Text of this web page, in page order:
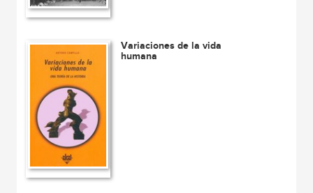
Variaciones de la vida
humana